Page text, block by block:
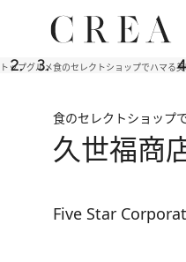
トップグルメ食のセレクトショップでハマる
食のセレクトショップ
久世福商
Five Star